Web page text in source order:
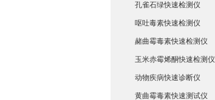
孔雀石绿快速检测仪
呕吐毒素快速检测仪
赭曲霉毒素快速检测仪
玉米赤霉烯酮快速检测仪
动物疾病快速诊断仪
黄曲霉毒素快速测试仪